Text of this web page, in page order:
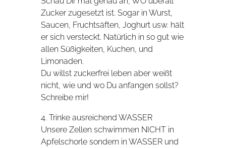
Zucker zugesetzt ist. Sogar in Wurst,
Saucen, Fruchtsäften, Joghurt usw. hält
er sich versteckt. Natürlich in so gut wie
allen Süßigkeiten, Kuchen, und
Limonaden.
Du willst zuckerfrei leben aber weißt
nicht, wie und wo Du anfangen sollst?
Schreibe mir!
4. Trinke ausreichend WASSER
Unsere Zellen schwimmen NICHT in
Apfelschorle sondern in WASSER und